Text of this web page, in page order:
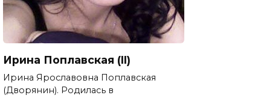
Ирина Поплавская (II)
Ирина Ярославовна Поплавская
(Дворянин). Родилась в